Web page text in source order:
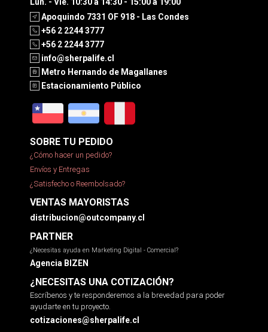
Apoquindo 7331 OF 918 - Las Condes
+56 2 2244 3777
+56 2 2244 3777
info@sherpalife.cl
Metro Hernando de Magallanes
Estacionamiento Público
SOBRE TU PEDIDO
¿Cómo hacer un pedido?
Envíos y Entregas
¿Satisfecho o Reembolsado?
VENTAS MAYORISTAS
distribucion@outcompany.cl
PARTNER
¿Necesitas ayuda en Marketing Digital - Comercial?
Agencia BIZEN
¿NECESITAS UNA COTIZACIÓN?
Escríbenos y te responderemos a la brevedad para poder
ayudarte en tu proyecto.
cotizaciones@sherpalife.cl